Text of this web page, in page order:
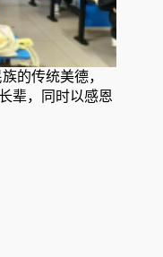
的传统美德，
辈，同时以感恩